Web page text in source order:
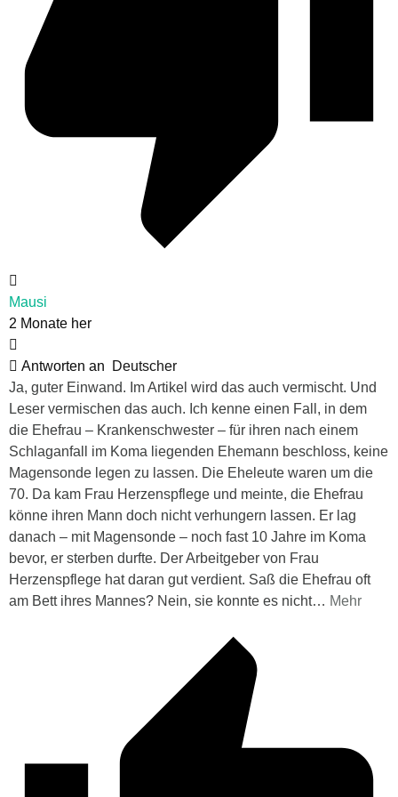
Mausi
2 Monate her
Antworten an
Deutscher
Ja, guter Einwand. Im Artikel wird das auch vermischt. Und
Leser vermischen das auch. Ich kenne einen Fall, in dem
die Ehefrau – Krankenschwester – für ihren nach einem
Schlaganfall im Koma liegenden Ehemann beschloss, keine
Magensonde legen zu lassen. Die Eheleute waren um die
70. Da kam Frau Herzenspflege und meinte, die Ehefrau
könne ihren Mann doch nicht verhungern lassen. Er lag
danach – mit Magensonde – noch fast 10 Jahre im Koma
bevor, er sterben durfte. Der Arbeitgeber von Frau
Herzenspflege hat daran gut verdient. Saß die Ehefrau oft
am Bett ihres Mannes? Nein, sie konnte es nicht… Mehr